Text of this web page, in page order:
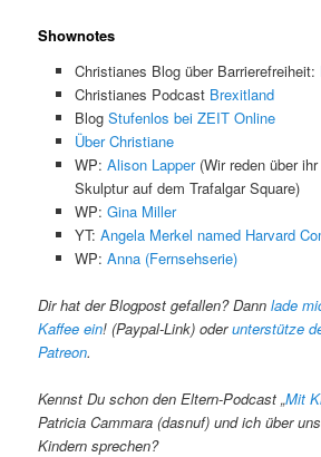
Shownotes
Christianes Blog über Barrierefreiheit:
Christianes Podcast Brexitland
Blog Stufenlos bei ZEIT Online
Über Christiane
WP: Alison Lapper(Wir reden über
Skulptur auf dem Trafalgar Square)
WP: Gina Miller
YT: Angela Merkel named Harvard
WP: Anna (Fernsehserie)
Dir hat der Blogpost gefallen? Dannlade
Kaffee ein! (Paypal-Link) oderunterstütze
Patreon.
Kennst Du schon den Eltern-Podcast „Mit
Patricia Cammara (dasnuf) und ich über
Kindern sprechen?